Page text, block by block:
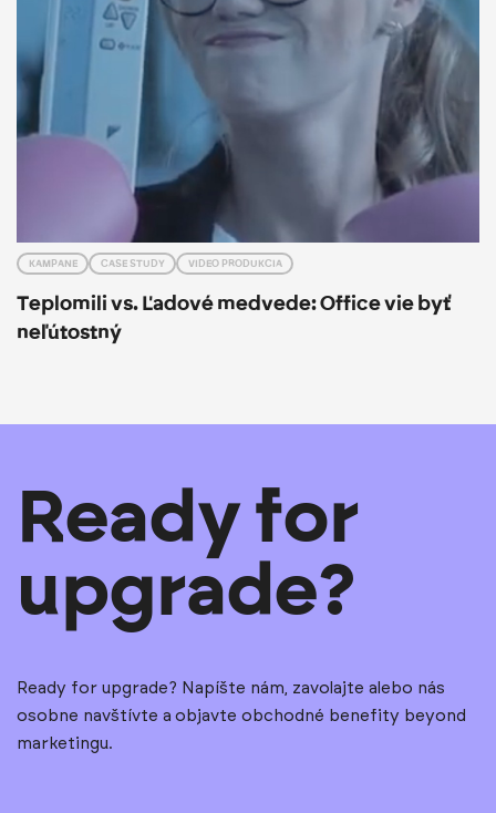
KAMPANE CASE STUDY VIDEO PRODUKCIA
Teplomili vs. Ľadové medvede: Office vie byť
neľútostný
Ready for
upgrade?
Ready for upgrade? Napíšte nám, zavolajte alebo nás
osobne navštívte a objavte obchodné benefity beyond
marketingu.